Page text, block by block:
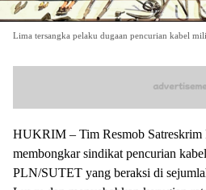
Lima tersangka pelaku dugaan pencurian kabel
HUKRIM – Tim Resmob Satreskrim
membongkar sindikat pencurian
PLN/SUTET yang beraksi di